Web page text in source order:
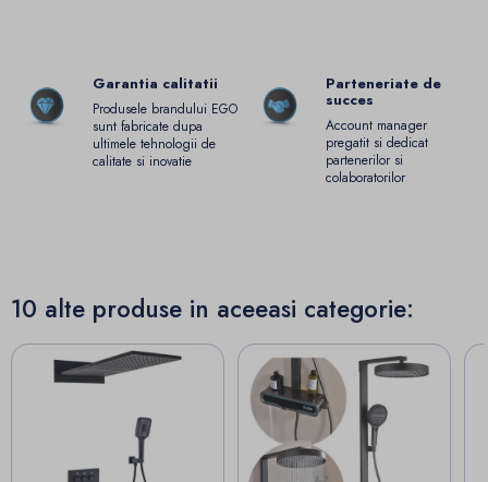
Garantia calitatii
Produsele brandului EGO
sunt fabricate dupa
ultimele tehnologii de
calitate si inovatie
Parteneriate de
succes
Account manager
pregatit si dedicat
partenerilor si
colaboratorilor
10 alte produse in aceeasi categorie: